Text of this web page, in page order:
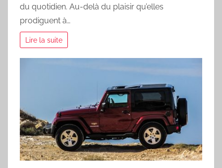
du quotidien. Au-delà du plaisir qu’elles
prodiguent à…
Lire la suite